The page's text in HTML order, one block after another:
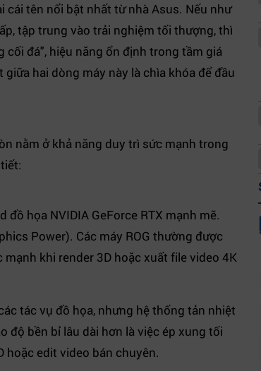
cái tên nổi bật nhất từ nhà Asus. Nếu như
tập trung vào trải nghiệm tối thượng, thì
cối đá", hiệu năng ổn định trong tầm giá
hai dòng máy này là chìa khóa để đầu
nằm ở khả năng duy trì sức mạnh trong
họa NVIDIA GeForce RTX mạnh mẽ.
Power). Các máy ROG thường được
khi render 3D hoặc xuất file video 4K
tác vụ đồ họa, nhưng hệ thống tản nhiệt
độ bền bỉ lâu dài hơn là việc ép xung tối
hoặc edit video bán chuyên.